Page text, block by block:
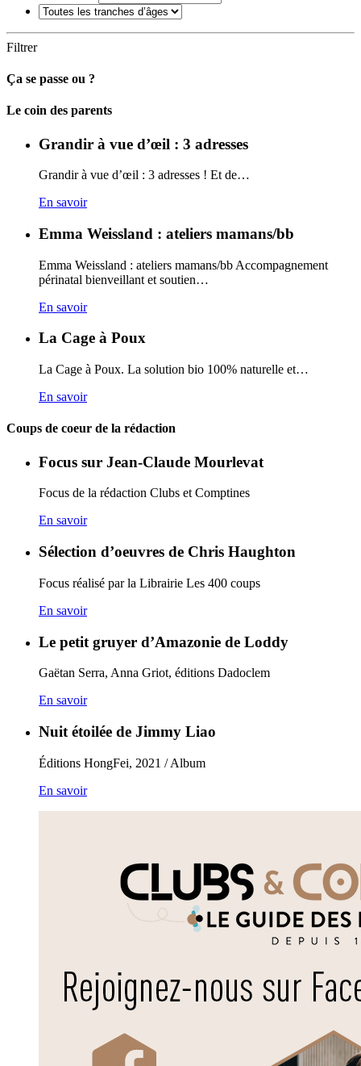
Filtrer
Ça se passe ou ?
Carto
Le coin des parents
Grandir à vue d’œil : 3 adresses
Grandir à vue d’œil : 3 adresses ! Et de…
En savoir
Emma Weissland : ateliers mamans/bb
Emma Weissland : ateliers mamans/bb Accompagnement
périnatal bienveillant et soutien…
En savoir
La Cage à Poux
La Cage à Poux. La solution bio 100% naturelle et…
En savoir
Coups de coeur de la rédaction
Focus sur Jean-Claude Mourlevat
Focus de la rédaction Clubs et Comptines
En savoir
Sélection d’oeuvres de Chris Haughton
Focus réalisé par la Librairie Les 400 coups
En savoir
Le petit gruyer d’Amazonie de Loddy
Gaëtan Serra, Anna Griot, éditions Dadoclem
En savoir
Nuit étoilée de Jimmy Liao
Éditions HongFei, 2021 / Album
En savoir